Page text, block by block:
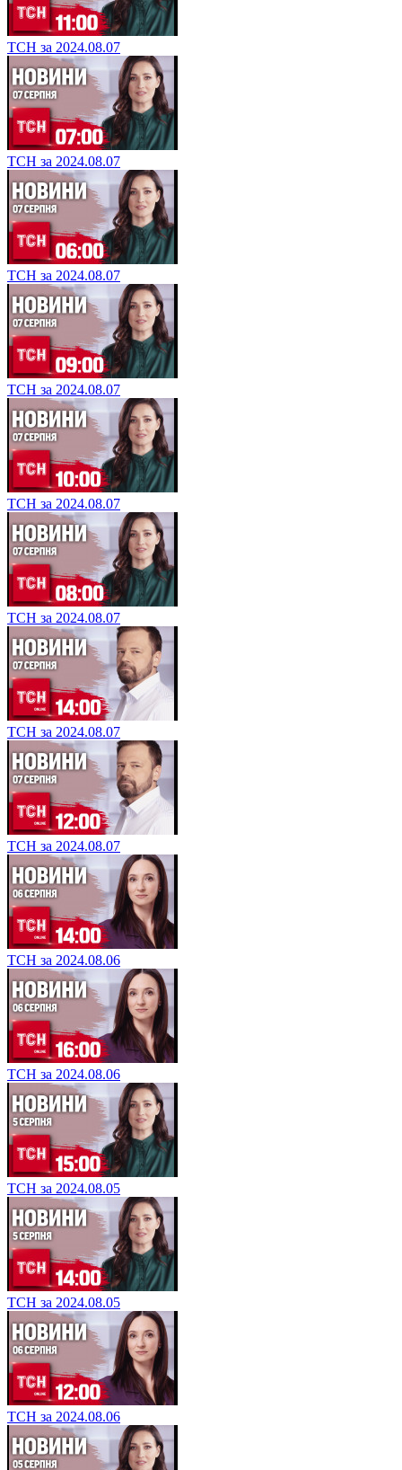
ТСН за 2024.08.07
ТСН за 2024.08.07
ТСН за 2024.08.07
ТСН за 2024.08.07
ТСН за 2024.08.07
ТСН за 2024.08.07
ТСН за 2024.08.07
ТСН за 2024.08.07
ТСН за 2024.08.06
ТСН за 2024.08.06
ТСН за 2024.08.05
ТСН за 2024.08.05
ТСН за 2024.08.06